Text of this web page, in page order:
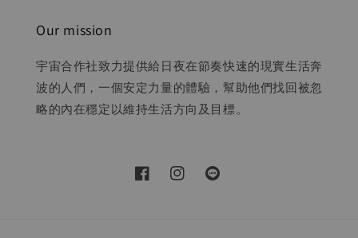
Our mission
宇宙合作社致力提供給日夜在節奏快速的現實生活奔
波的人們，一個安定力量的體驗，幫助他們找回被忽
略的內在穩定以維持生活方向及目標。